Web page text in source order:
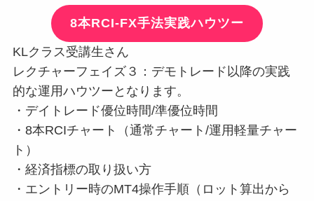
8本RCI-FX手法実践ハウツー
KLクラス受講生さん
レクチャーフェイズ３：デモトレード以降の実践
的な運用ハウツーとなります。
・デイトレード優位時間/準優位時間
・8本RCIチャート（通常チャート/運用軽量チャー
ト）
・経済指標の取り扱い方
・エントリー時のMT4操作手順（ロット算出から